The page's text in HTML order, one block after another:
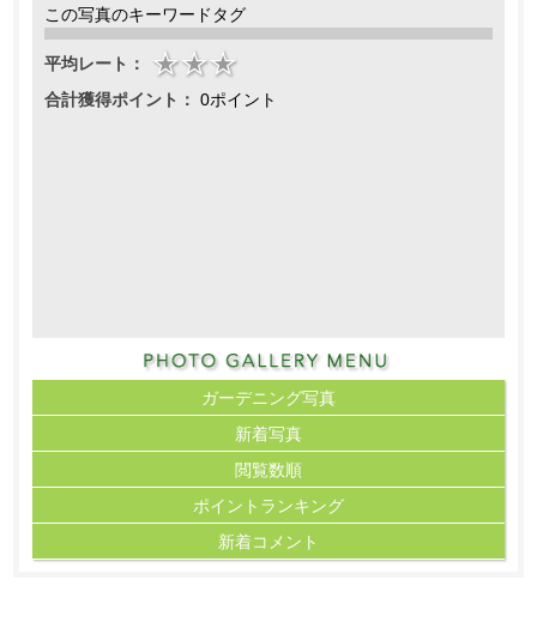
この写真のキーワードタグ
平均レート：
合計獲得ポイント： 0ポイント
ガーデニング写真
新着写真
閲覧数順
ポイント ランキング
新着コメント